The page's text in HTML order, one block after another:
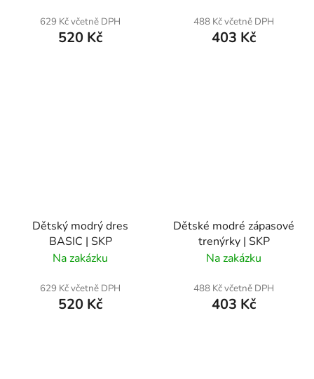
629 Kč včetně DPH
520 Kč
488 Kč včetně DPH
403 Kč
Dětský modrý dres
BASIC | SKP
Na zakázku
629 Kč včetně DPH
520 Kč
Dětské modré zápasové
trenýrky | SKP
Na zakázku
488 Kč včetně DPH
403 Kč